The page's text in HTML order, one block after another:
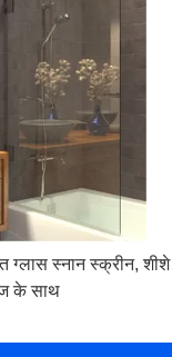
ग्लास स्नान स्क्रीन, शीशे
के साथ